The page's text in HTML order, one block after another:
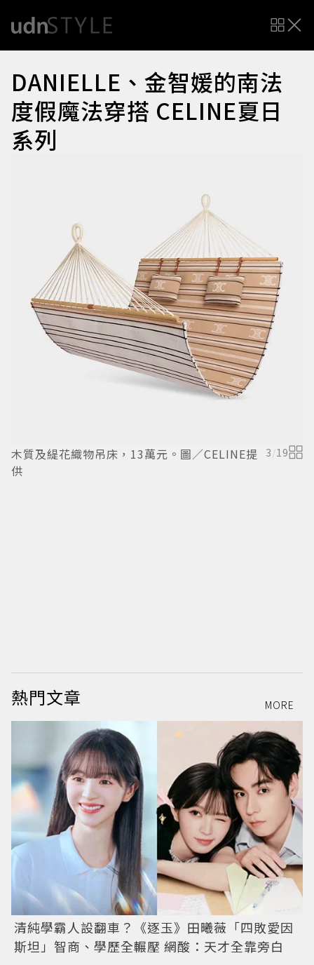
DANIELLE、金智媛的南法
度假魔法穿搭 CELINE夏日
系列
木質及緹花織物吊床，13萬元。圖／CELINE提
供
3/19
熱門文章 MORE
清純學霸人設翻車？《逐玉》田曦薇「四敗愛因
斯坦」智商、學歷全輾壓 網酸：天才全靠旁白